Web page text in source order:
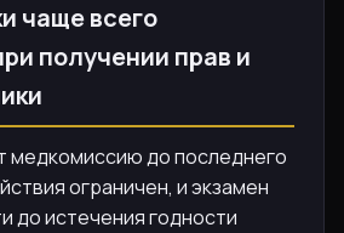
чаще всего
получении прав и
медкомиссию до последнего
ограничен, и экзамен
до истечения годности